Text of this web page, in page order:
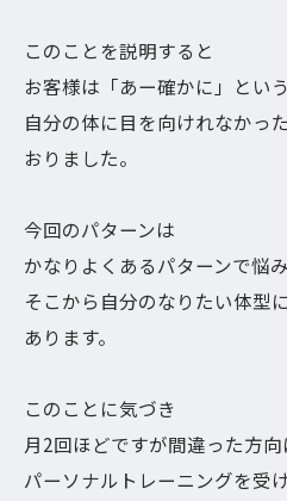
このことを説明すると
お客様は「あー確かに」とい
自分の体に目を向けれなかっ
おりました。
今回のパターンは
かなりよくあるパターンで悩
そこから自分のなりたい体型
あります。
このことに気づき
月2回ほどですが間違った方
パーソナルトレーニングを受